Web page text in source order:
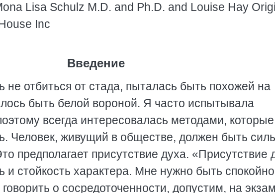
Lisa Schulz M.D. and Ph.D. and Louise Hay
Inc
Введение
не отбиться от стада, пыталась быть похожей на
быть белой вороной. Я часто испытывала
всегда интересовалась методами,
Человек, живущий в обществе, должен быть
предполагает присутствие духа. «Присутствие
и стойкость характера. Мне нужно быть
о сосредоточенности, допустим, на